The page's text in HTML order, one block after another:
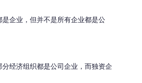
企业，但并不是所有企业都是公
经济组织都是公司企业，而独资企